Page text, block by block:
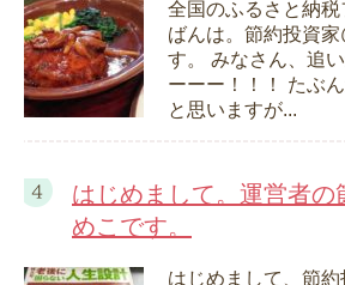
全国のふるさと納
ばんは。節約投資
す。 みなさん、追
ーーー！！！ たぶ
と思いますが...
はじめまして。運営者の
めこです。
はじめまして、節